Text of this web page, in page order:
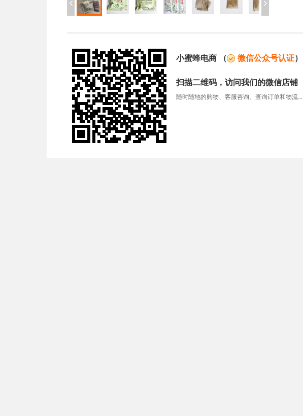
小蜜蜂电商 （ 微信公众号认证）
扫描二维码，访问我们的微信店铺
随时随地的购物、客服咨询、查询订单和物流...